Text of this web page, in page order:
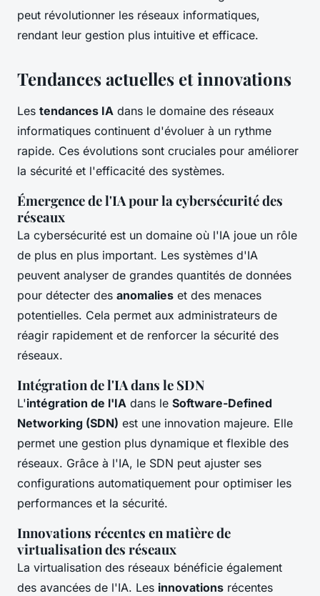
peut révolutionner les réseaux informatiques,
rendant leur gestion plus intuitive et efficace.
Tendances actuelles et innovations
Les tendances IA dans le domaine des réseaux
informatiques continuent d'évoluer à un rythme
rapide. Ces évolutions sont cruciales pour améliorer
la sécurité et l'efficacité des systèmes.
Émergence de l'IA pour la cybersécurité des
réseaux
La cybersécurité est un domaine où l'IA joue un rôle
de plus en plus important. Les systèmes d'IA
peuvent analyser de grandes quantités de données
pour détecter des anomalies et des menaces
potentielles. Cela permet aux administrateurs de
réagir rapidement et de renforcer la sécurité des
réseaux.
Intégration de l'IA dans le SDN
L'intégration de l'IA dans le Software-Defined
Networking (SDN) est une innovation majeure. Elle
permet une gestion plus dynamique et flexible des
réseaux. Grâce à l'IA, le SDN peut ajuster ses
configurations automatiquement pour optimiser les
performances et la sécurité.
Innovations récentes en matière de
virtualisation des réseaux
La virtualisation des réseaux bénéficie également
des avancées de l'IA. Les innovations récentes